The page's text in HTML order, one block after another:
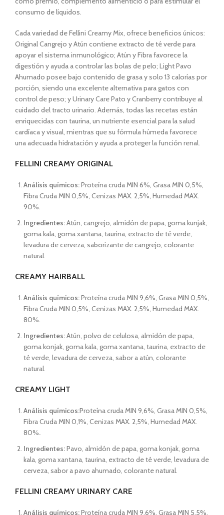
consumo de líquidos.
Cada variedad de Fellini Creamy Mix, ofrece beneficios únicos:
Original Cangrejo y Atún contiene extracto de té verde para
apoyar el sistema inmunológico; Atún y Fibra favorece la
digestión y ayuda a controlar las bolas de pelo; Light Pavo
Ahumado posee bajo contenido de grasa y solo 13 calorías por
porción, siendo una excelente alternativa para gatos con
control de peso; y Urinary Care Pato y Cranberry contribuye al
cuidado del tracto urinario. Además, todas las recetas están
enriquecidas con taurina, un nutriente esencial para la salud
cardíaca y visual, mientras que su fórmula húmeda favorece
una adecuada hidratación y ayuda a proteger la función renal.
FELLINI CREAMY ORIGINAL
Análisis químicos:Proteína cruda MIN 6%, Grasa MIN 0,5%,
Fibra Cruda MIN 0,5%, Cenizas MAX. 2,5%, Humedad MAX.
90%.
Ingredientes:Atún, cangrejo, almidón de papa, goma kunjak,
goma kala, goma xantana, taurina, extracto de té verde,
levadura de cerveza, saborizante de cangrejo, colorante
natural.
CREAMY HAIRBALL
Análisis químicos:Proteína cruda MIN 9,6%, Grasa MIN 0,5%,
Fibra Cruda MIN 0,5%, Cenizas MAX. 2,5%, Humedad MAX.
80%.
Ingredientes:Atún, polvo de celulosa, almidón de papa,
goma konjak, goma kala, goma xantana, taurina, extracto de
té verde, levadura de cerveza, sabor a atún, colorante
natural.
CREAMY LIGHT
Análisis químicos:Proteína cruda MIN 9,6%, Grasa MIN 0,5%,
Fibra Cruda MIN 0,1%, Cenizas MAX. 2,5%, Humedad MAX.
80%.
Ingredientes:Pavo, almidón de papa, goma konjak, goma
kala, goma xantana, taurina, extracto de té verde, levadura de
cerveza, sabor a pavo ahumado, colorante natural.
FELLINI CREAMY URINARY CARE
Análisis químicos:Proteína cruda MIN 9,6%, Grasa MIN 5,5%,